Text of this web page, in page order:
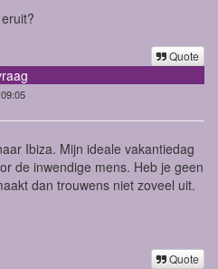
Quote
Ibiza. Mijn ideale vakantiedag
de inwendige mens. Heb je geen
dan trouwens niet zoveel uit.
Quote